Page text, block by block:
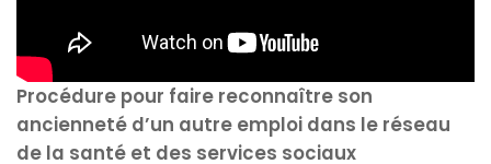
Procédure pour faire reconnaître son
ancienneté d’un autre emploi dans le réseau
de la santé et des services sociaux